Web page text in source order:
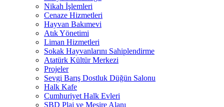
Nikah İşlemleri
Cenaze Hizmetleri
Hayvan Bakımevi
Atık Yönetimi
Liman Hizmetleri
Sokak Hayvanlarını Sahiplendirme
Atatürk Kültür Merkezi
Projeler
Sevgi Barış Dostluk Düğün Salonu
Halk Kafe
Cumhuriyet Halk Evleri
SBD Plaj ve Mesire Alanı